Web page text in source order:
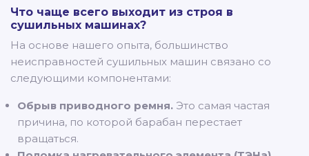
Что чаще всего выходит из строя в
сушильных машинах?
На основе нашего опыта, большинство
неисправностей сушильных машин связано со
следующими компонентами:
Обрыв приводного ремня. Это самая частая
причина, по которой барабан перестает
вращаться.